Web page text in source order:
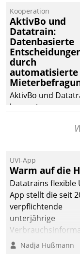
operativen
Instandhaltung in
SAP-
deutscher
– und beschleunigt
den Weg vom
Mieteranliegen
Kooperation
AktivBo und
Datatrain:
Datenbasierte
durch
automatisierte
AktivBo und
kooperieren –
profitieren: Die
Datatrain
automatisiert
zielgerichtete
Mieterbefragungen
starke Grundlage für
intelligente,
Entscheidungen.
UVI-App
Warm auf die
Datatrains flexible
App stellt die seit
verpflichtende
unterjährige
schnell, zuverlässig
Nadja Hußmann